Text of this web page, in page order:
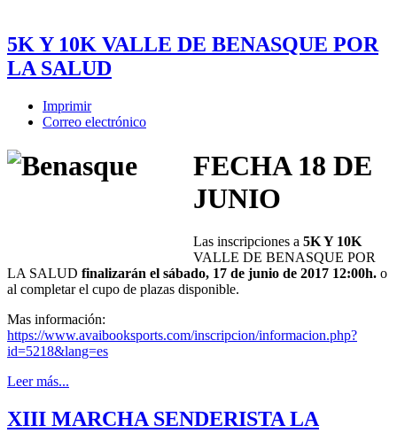
5K Y 10K VALLE DE BENASQUE POR
LA SALUD
Imprimir
Correo electrónico
FECHA 18 DE
JUNIO
Las inscripciones a 5K Y 10K
VALLE DE BENASQUE POR
LA SALUD finalizarán el sábado, 17 de junio de 2017 12:00h. o
al completar el cupo de plazas disponible.
Mas información:
https://www.avaibooksports.com/inscripcion/informacion.php?
id=5218&lang=es
Leer más...
XIII MARCHA SENDERISTA LA